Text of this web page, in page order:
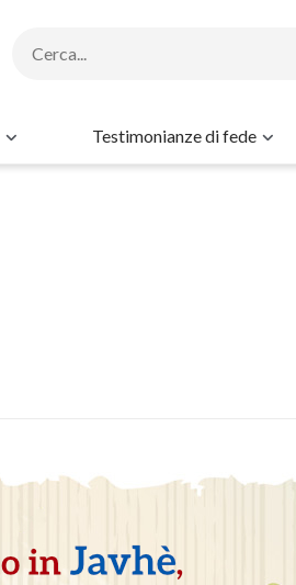
Testimonianze di fede